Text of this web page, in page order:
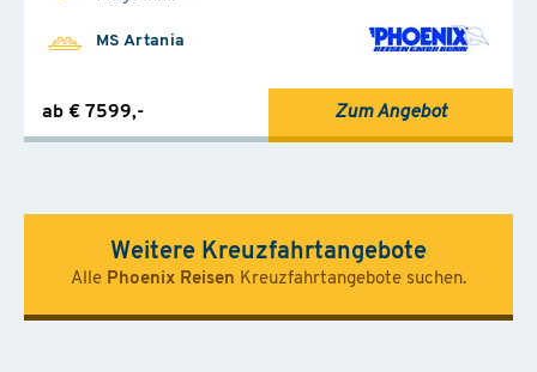
MS Artania
ab € 7599,- Zum Angebot
Weitere Kreuzfahrtangebote
Alle Phoenix Reisen Kreuzfahrtangebote suchen.